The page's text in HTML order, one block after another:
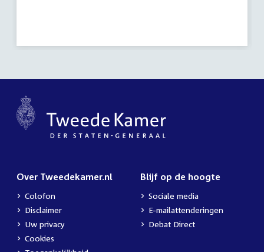
Over Tweedekamer.nl
Colofon
Disclaimer
Uw privacy
Cookies
Blijf op de hoogte
Sociale media
E-mailattenderingen
Debat Direct